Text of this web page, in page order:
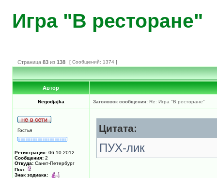
Игра "В ресторане"
Страница 83 из 138 [ Сообщений: 1374 ]
Автор
Negodjajka Заголовок сообщения: Re: Игра "В ресторане"
Гостья
Регистрация: 06.10.2012
Сообщения: 2
Откуда: Санкт-Петербург
Пол:
Знак зодиака:
Цитата:
ПУХ-лик